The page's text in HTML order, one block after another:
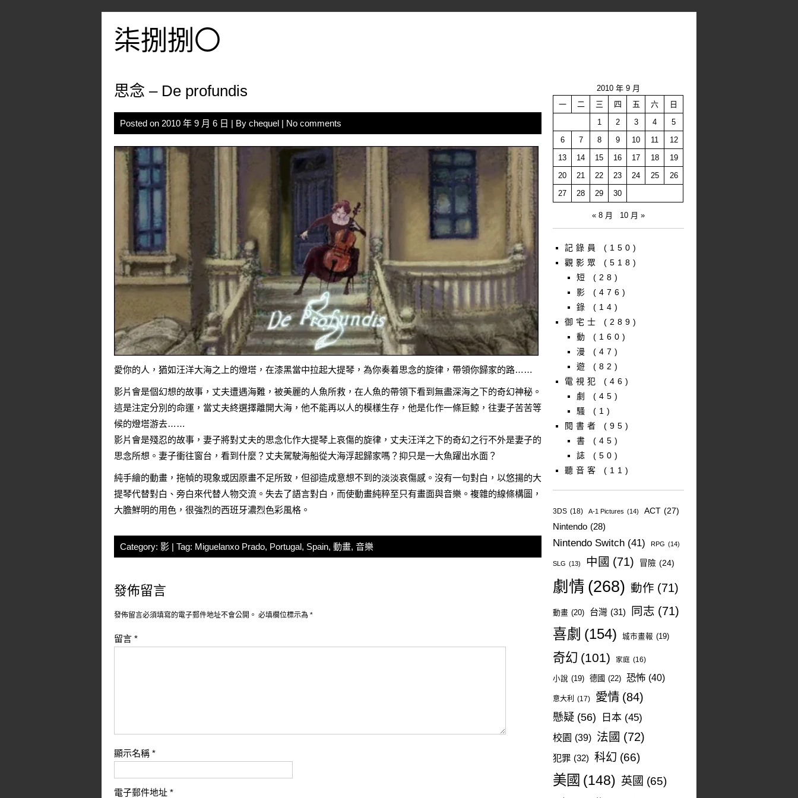
柒捌捌〇
思念 – De profundis
Posted on 2010 年 9 月 6 日 | By chequel | No comments
愛你的人，猶如汪洋大海之上的燈塔，在漆黑當中拉起大提琴，為你奏着思念的旋律，帶領你歸家的路……
影片會是個幻想的故事，丈夫遭遇海難，被美麗的人魚所救，在人魚的帶領下看到無盡深海之下的奇幻神秘。
這是注定分別的命運，當丈夫終選擇離開大海，他不能再以人的模樣生存，他是化作一條巨鯨，往妻子苦苦等
候的燈塔游去……
影片會是殘忍的故事，妻子將對丈夫的思念化作大提琴上哀傷的旋律，丈夫汪洋之下的奇幻之行不外是妻子的
思念所想。妻子衝往窗台，看到什麼？丈夫駕駛海船從大海浮起歸家嗎？抑只是一大魚躍出水面？
純手繪的動畫，拖幀的現象或因原畫不足所致，但卻造成意想不到的淡淡哀傷感。沒有一句對白，以悠揚的大
提琴代替對白、旁白來代替人物交流。失去了語言對白，而使動畫純粹至只有畫面與音樂。複雜的線條構圖，
大膽鮮明的用色，很強烈的西班牙濃烈色彩風格。
Category: 影 | Tag: Miguelanxo Prado, Portugal, Spain, 動畫, 音樂
發佈留言
發佈留言必須填寫的電子郵件地址不會公開。 必填欄位標示為 *
留言 *
顯示名稱 *
電子郵件地址 *
2010 年 9 月
一
二 三 四 五 六
日
1
2 3 4
5
6
7 8 9 10 11
12
13
14 15 16 17 18
19
20
21 22 23 24 25
26
27
28 29 30
« 8 月 10 月 »
記錄員
(150)
觀影眾
(518)
短
(28)
影
(476)
錄
(14)
御宅士
(289)
動
(160)
漫
(47)
遊
(82)
電視犯
(46)
劇
(45)
騷
(1)
閱書者
(95)
書
(45)
誌
(50)
聽音客
(11)
3DS (18) A-1 Pictures (14) ACT (27)
Nintendo (28)
Nintendo Switch (41) RPG (14)
SLG (13) 中國 (71) 冒險 (24)
劇情 (268) 動作 (71)
動畫 (20) 台灣 (31) 同志 (71)
喜劇 (154) 城市畫報 (19)
奇幻 (101) 家庭 (16)
小說 (19) 德國 (22) 恐怖 (40)
意大利 (17) 愛情 (84)
懸疑 (56) 日本 (45)
校園 (39) 法國 (72)
犯罪 (32) 科幻 (66)
美國 (148) 英國 (65)